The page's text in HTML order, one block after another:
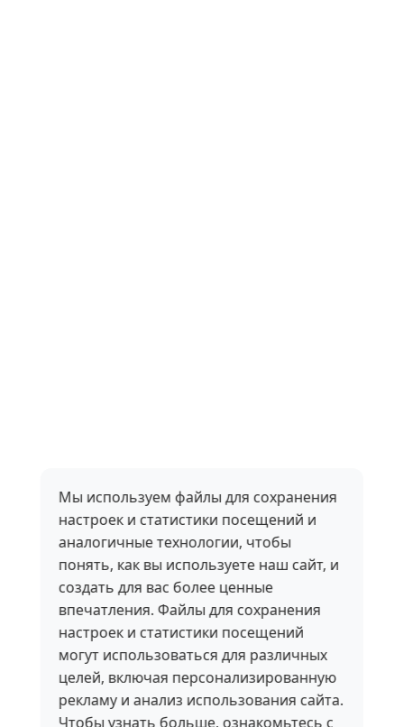
Мы используем файлы для сохранения
настроек и статистики посещений и
аналогичные технологии, чтобы
понять, как вы используете наш сайт, и
создать для вас более ценные
впечатления. Файлы для сохранения
настроек и статистики посещений
могут использоваться для различных
целей, включая персонализированную
рекламу и анализ использования сайта.
Чтобы узнать больше, ознакомьтесь с